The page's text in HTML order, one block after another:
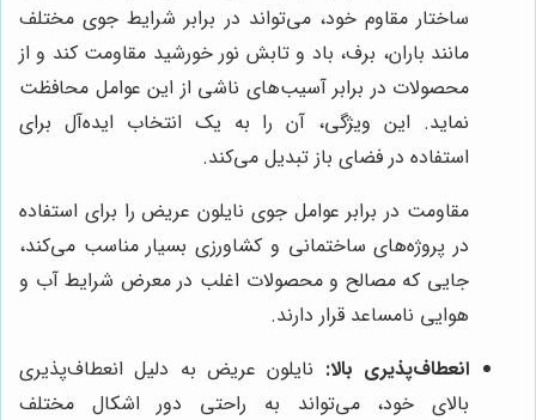
ساختار مقاوم خود، می‌تواند در برابر شرایط جوی مختلف
مانند باران، برف، باد و تابش نور خورشید مقاومت کند و از
محصولات در برابر آسیب‌های ناشی از این عوامل محافظت
نماید. این ویژگی، آن را به یک انتخاب ایده‌آل برای
استفاده در فضای باز تبدیل می‌کند.
مقاومت در برابر عوامل جوی نایلون عریض را برای استفاده
در پروژه‌های ساختمانی و کشاورزی بسیار مناسب می‌کند،
جایی که مصالح و محصولات اغلب در معرض شرایط آب و
هوایی نامساعد قرار دارند.
انعطاف‌پذیری بالا: نایلون عریض به دلیل انعطاف‌پذیری
بالای خود، می‌تواند به راحتی دور اشکال مختلف